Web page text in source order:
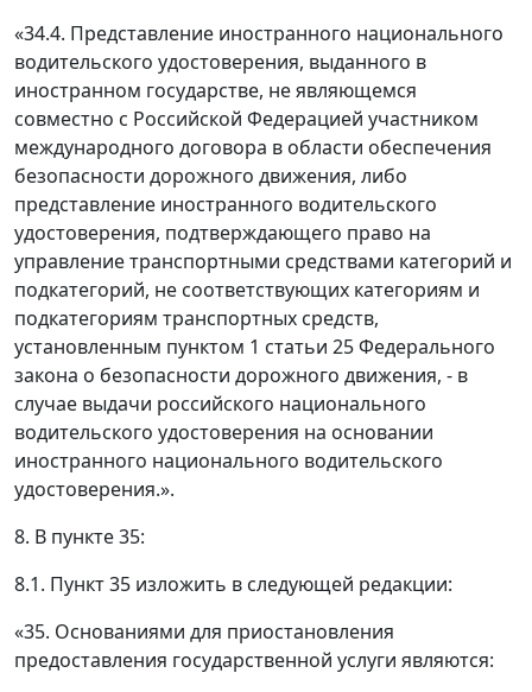
«34.4. Представление иностранного национального
водительского удостоверения, выданного в
иностранном государстве, не являющемся
совместно с Российской Федерацией участником
международного договора в области обеспечения
безопасности дорожного движения, либо
представление иностранного водительского
удостоверения, подтверждающего право на
управление транспортными средствами категорий и
подкатегорий, не соответствующих категориям и
подкатегориям транспортных средств,
установленным пунктом 1 статьи 25 Федерального
закона о безопасности дорожного движения, - в
случае выдачи российского национального
водительского удостоверения на основании
иностранного национального водительского
удостоверения.».
8. В пункте 35:
8.1. Пункт 35 изложить в следующей редакции:
«35. Основаниями для приостановления
предоставления государственной услуги являются: